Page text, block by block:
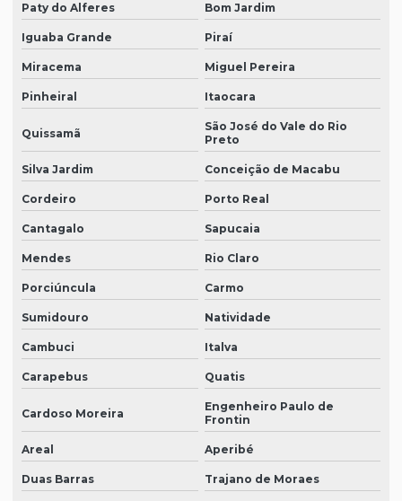
Paty do Alferes Bom Jardim
Iguaba Grande Piraí
Miracema Miguel Pereira
Pinheiral Itaocara
Quissamã
São José do Vale do Rio
Preto
Silva Jardim Conceição de Macabu
Cordeiro Porto Real
Cantagalo Sapucaia
Mendes Rio Claro
Porciúncula Carmo
Sumidouro Natividade
Cambuci Italva
Carapebus Quatis
Cardoso Moreira
Engenheiro Paulo de
Frontin
Areal Aperibé
Duas Barras Trajano de Moraes